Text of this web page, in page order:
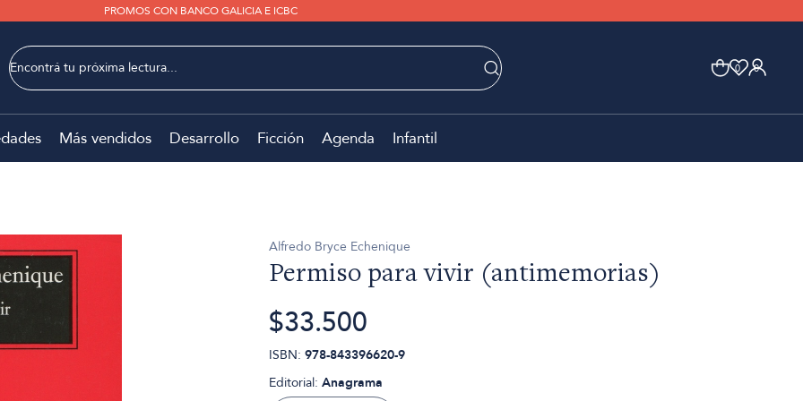
PROMOS CON BANCO GALICIA E ICBC
0 0
Más vendidos Desarrollo Ficción Agenda Infantil
Alfredo Bryce Echenique
Permiso para vivir (antimemorias)
$33.500
ISBN: 978-843396620-9
Editorial: Anagrama